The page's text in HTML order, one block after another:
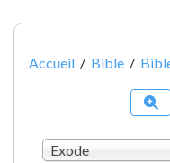
Accueil / Bible /
Exode